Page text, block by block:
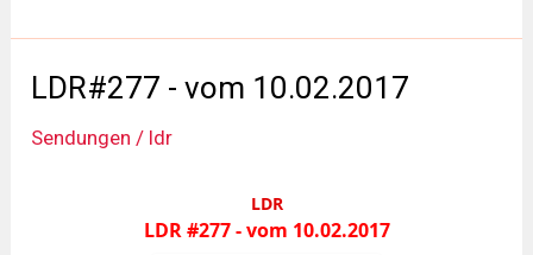
vom
24.02.2017
LDR#277 - vom 10.02.2017
Sendungen / ldr